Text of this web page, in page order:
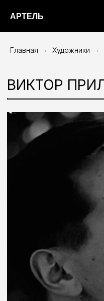
АРТЕЛЬ
Главная → Художники →